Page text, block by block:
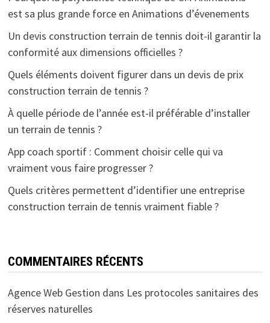
est sa plus grande force en Animations d’évenements
Un devis construction terrain de tennis doit-il garantir la
conformité aux dimensions officielles ?
Quels éléments doivent figurer dans un devis de prix
construction terrain de tennis ?
À quelle période de l’année est-il préférable d’installer
un terrain de tennis ?
App coach sportif : Comment choisir celle qui va
vraiment vous faire progresser ?
Quels critères permettent d’identifier une entreprise
construction terrain de tennis vraiment fiable ?
COMMENTAIRES RÉCENTS
Agence Web Gestion dans Les protocoles sanitaires des
réserves naturelles